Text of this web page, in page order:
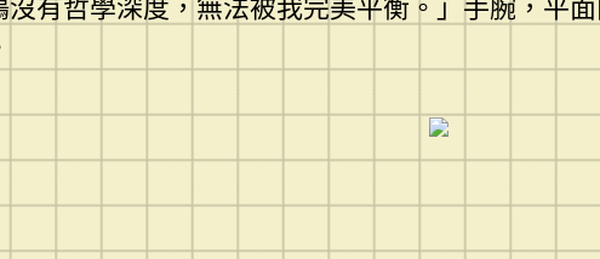
有哲學深度，無法被我完美平衡。」手腕，平